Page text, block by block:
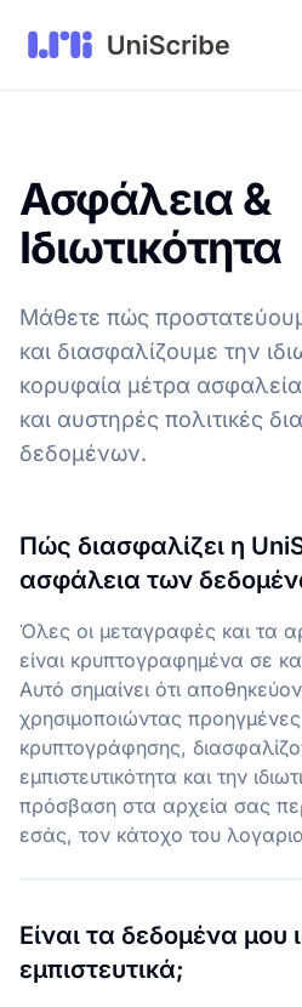
Ασφάλεια &
Ιδιωτικότητα
Μάθετε πώς
και διασφαλίζουμε την
κορυφαία μέτρα
και αυστηρές πολιτικές
δεδομένων.
Πώς διασφαλίζει η
ασφάλεια των
Όλες οι μεταγραφές και τα
είναι κρυπτογραφημένα σε
Αυτό σημαίνει ότι
χρησιμοποιώντας προηγμένες
κρυπτογράφησης,
εμπιστευτικότητα και την
πρόσβαση στα αρχεία σας
εσάς, τον κάτοχο του
Είναι τα δεδομένα μου
εμπιστευτικά;